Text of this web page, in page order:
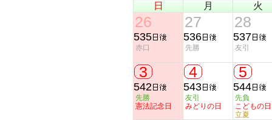
日 月 火
26
535
赤口
27
536
先勝
28
537
友引
3
542
先勝
憲法記念日
4
543
友引
みどりの日
5
544
先負
こどもの日
立夏